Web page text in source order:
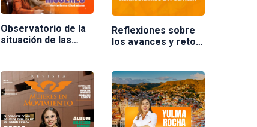
Observatorio de la
situación de las
Ciudadano
Reflexiones sobre
los avances y retos
Ponente Nuria
Varela